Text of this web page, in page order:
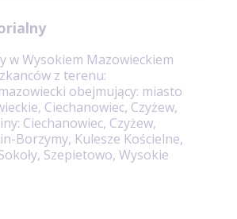
w Wysokiem Mazowieckiem
z terenu:
obejmujący: miasto
Ciechanowiec, Czyżew,
Ciechanowiec, Czyżew,
Borzymy, Kulesze Kościelne,
Szepietowo, Wysokie